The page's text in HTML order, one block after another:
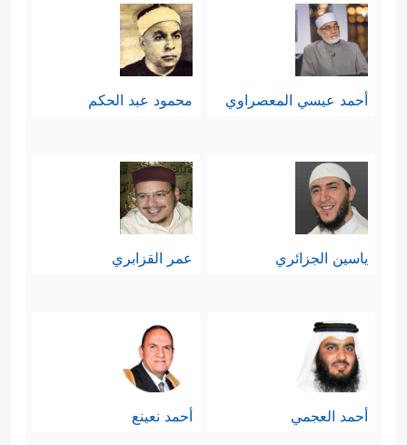
أحمد عيسي المعصراوي محمود عبد الحكم
ياسين الجزائري عمر القزابري
أحمد العجمي أحمد نعينع